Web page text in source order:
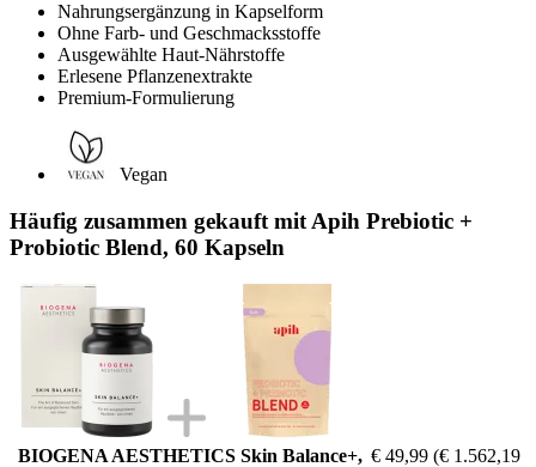
Nahrungsergänzung in Kapselform
Ohne Farb- und Geschmacksstoffe
Ausgewählte Haut-Nährstoffe
Erlesene Pflanzenextrakte
Premium-Formulierung
Vegan
Häufig zusammen gekauft mit Apih Prebiotic +
Probiotic Blend, 60 Kapseln
BIOGENA AESTHETICS Skin Balance+, € 49,99 (€ 1.562,19